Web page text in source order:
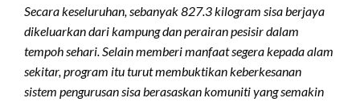
Secara keseluruhan, sebanyak 827.3 kilogram sisa berjaya
dikeluarkan dari kampung dan perairan pesisir dalam
tempoh sehari. Selain memberi manfaat segera kepada alam
sekitar, program itu turut membuktikan keberkesanan
sistem pengurusan sisa berasaskan komuniti yang semakin